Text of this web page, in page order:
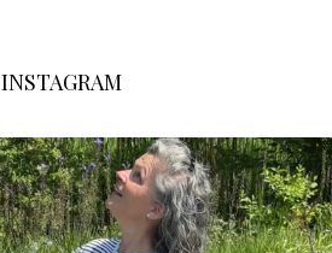
INSTAGRAM